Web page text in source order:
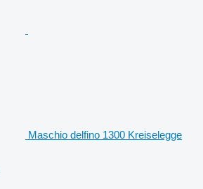
Maschio delfino 1300 Kreiselegge